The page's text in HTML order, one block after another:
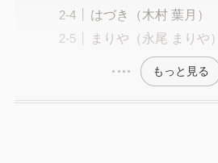
はづき（木村 葉月）
まりや（永尾 まりや）
もっと見る